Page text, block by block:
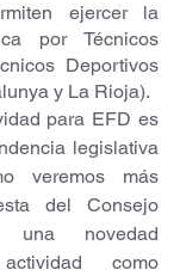
ejercer la
por Técnicos
Deportivos
y La Rioja).
para EFD es
legislativa
veremos más
del Consejo
una novedad
como